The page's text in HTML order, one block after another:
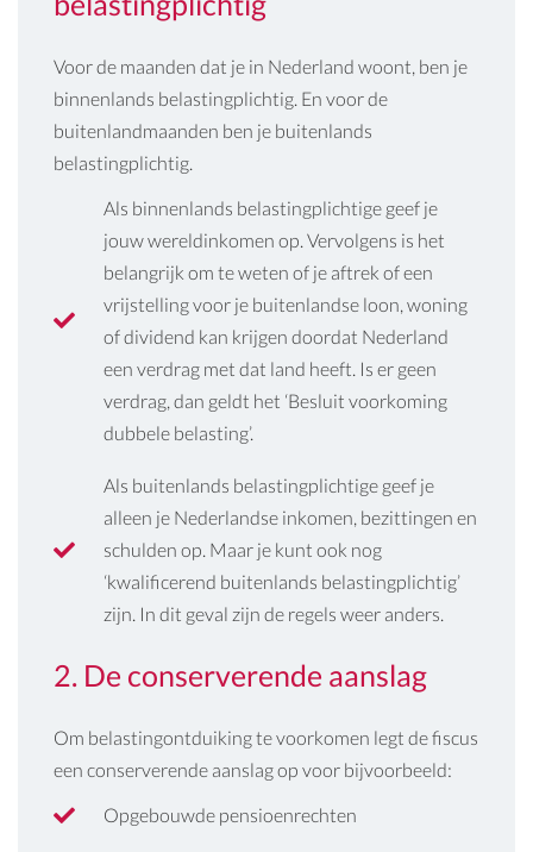
Voor de maanden dat je in Nederland woont, ben je
binnenlands belastingplichtig. En voor de
buitenlandmaanden ben je buitenlands
belastingplichtig.
Als binnenlands belastingplichtige geef je
jouw wereldinkomen op. Vervolgens is het
belangrijk om te weten of je aftrek of een
vrijstelling voor je buitenlandse loon, woning
of dividend kan krijgen doordat Nederland
een verdrag met dat land heeft. Is er geen
verdrag, dan geldt het ‘Besluit voorkoming
dubbele belasting’.
Als buitenlands belastingplichtige geef je
alleen je Nederlandse inkomen, bezittingen en
schulden op. Maar je kunt ook nog
‘kwalificerend buitenlands belastingplichtig’
zijn. In dit geval zijn de regels weer anders.
2. De conserverende aanslag
Om belastingontduiking te voorkomen legt de fiscus
een conserverende aanslag op voor bijvoorbeeld:
Opgebouwde pensioenrechten